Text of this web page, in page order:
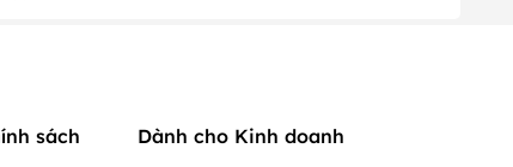
sách Dành cho Kinh doanh